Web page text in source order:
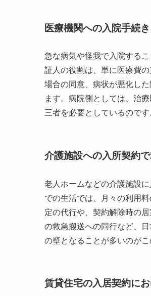
医療機関への入院手続
急な病気や怪我で入院する
証人の役割は、単に医療費
場合の同意、病状が悪化し
ます。病院側としては、治
三者を必要としているのです
介護施設への入所契約
老人ホームなどの介護施設
での生活では、月々の利用
定の代行や、契約解除時の
の救急搬送への同行など、
の壁となることが多いのがこ
賃貸住宅の入居契約に